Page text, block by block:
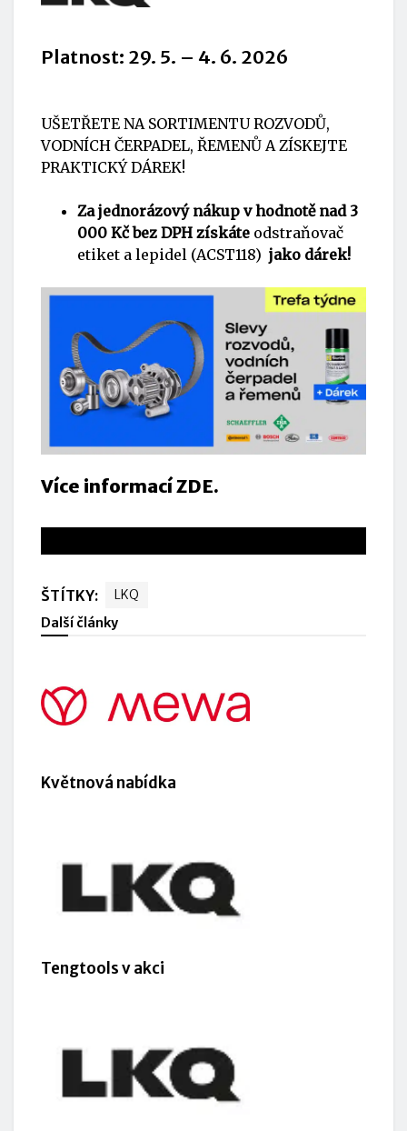
Platnost: 29. 5. – 4. 6. 2026
UŠETŘETE NA SORTIMENTU ROZVODŮ,
VODNÍCH ČERPADEL, ŘEMENŮ A ZÍSKEJTE
PRAKTICKÝ DÁREK!
Za jednorázový nákup v hodnotě nad 3
000 Kč bez DPH získáte odstraňovač
etiket a lepidel (ACST118) jako dárek!
Více informací ZDE.
ŠTÍTKY:
LKQ
Další články
Květnová nabídka
Tengtools v akci